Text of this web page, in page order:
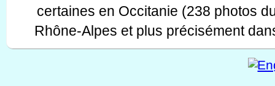
certaines en Occitanie (238 photos
Rhône-Alpes et plus précisément